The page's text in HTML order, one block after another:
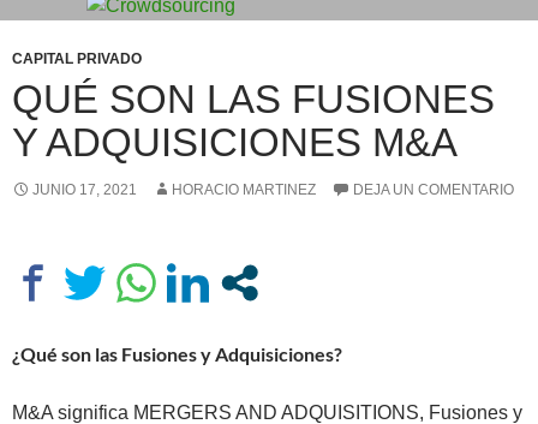
CAPITAL PRIVADO
QUÉ SON LAS FUSIONES
Y ADQUISICIONES M&A
JUNIO 17, 2021 HORACIO MARTINEZ DEJA UN COMENTARIO
¿Qué son las Fusiones y Adquisiciones?
M&A significa MERGERS AND ADQUISITIONS, Fusiones y